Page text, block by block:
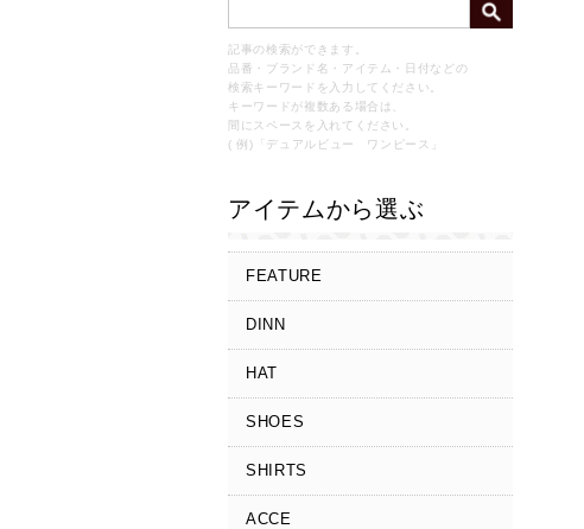
記事の検索ができます。
品番・ブランド名・アイテム・日付などの
検索キーワードを入力してください。
キーワードが複数ある場合は、
間にスペースを入れてください。
( 例)「デュアルビュー ワンピース」
アイテムから選ぶ
FEATURE
DINN
HAT
SHOES
SHIRTS
ACCE